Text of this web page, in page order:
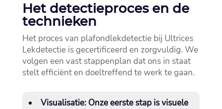
Het detectieproces en de
technieken
Het proces van plafondlekdetectie bij Ultrices
Lekdetectie is gecertificeerd en zorgvuldig.​ We
volgen een vast stappenplan dat ons in staat
stelt efficiënt en doeltreffend te werk te gaan.​
Visualisatie:Onze eerste stap is visuele